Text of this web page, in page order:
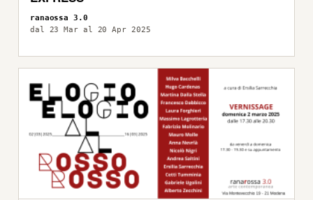
ranaossa 3.0
dal 23 Mar al 20 Apr 2025